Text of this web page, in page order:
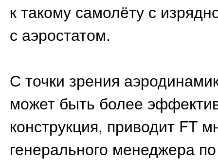
к такому самолёту с
с аэростатом.
С точки зрения
может быть более
конструкция, приводит FT
генерального менеджера